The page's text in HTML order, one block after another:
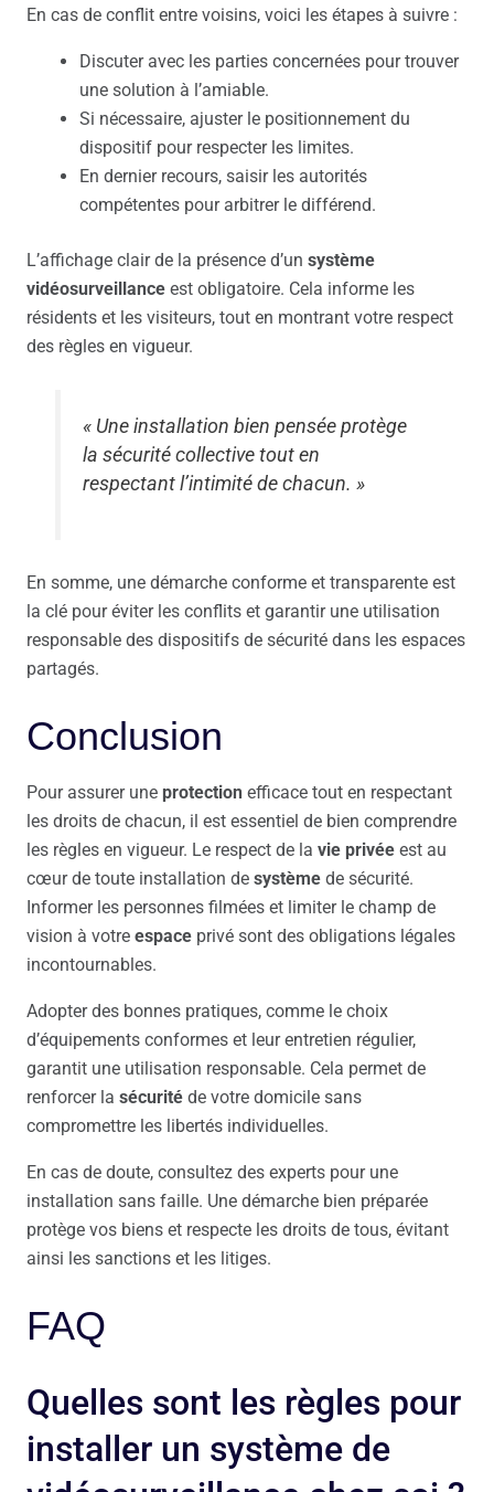
En cas de conflit entre voisins, voici les étapes à suivre :
Discuter avec les parties concernées pour trouver
une solution à l’amiable.
Si nécessaire, ajuster le positionnement du
dispositif pour respecter les limites.
En dernier recours, saisir les autorités
compétentes pour arbitrer le différend.
L’affichage clair de la présence d’un système
vidéosurveillance est obligatoire. Cela informe les
résidents et les visiteurs, tout en montrant votre respect
des règles en vigueur.
« Une installation bien pensée protège
la sécurité collective tout en
respectant l’intimité de chacun. »
En somme, une démarche conforme et transparente est
la clé pour éviter les conflits et garantir une utilisation
responsable des dispositifs de sécurité dans les espaces
partagés.
Conclusion
Pour assurer une protection efficace tout en respectant
les droits de chacun, il est essentiel de bien comprendre
les règles en vigueur. Le respect de la vie privée est au
cœur de toute installation de système de sécurité.
Informer les personnes filmées et limiter le champ de
vision à votre espace privé sont des obligations légales
incontournables.
Adopter des bonnes pratiques, comme le choix
d’équipements conformes et leur entretien régulier,
garantit une utilisation responsable. Cela permet de
renforcer la sécurité de votre domicile sans
compromettre les libertés individuelles.
En cas de doute, consultez des experts pour une
installation sans faille. Une démarche bien préparée
protège vos biens et respecte les droits de tous, évitant
ainsi les sanctions et les litiges.
FAQ
Quelles sont les règles pour
installer un système de